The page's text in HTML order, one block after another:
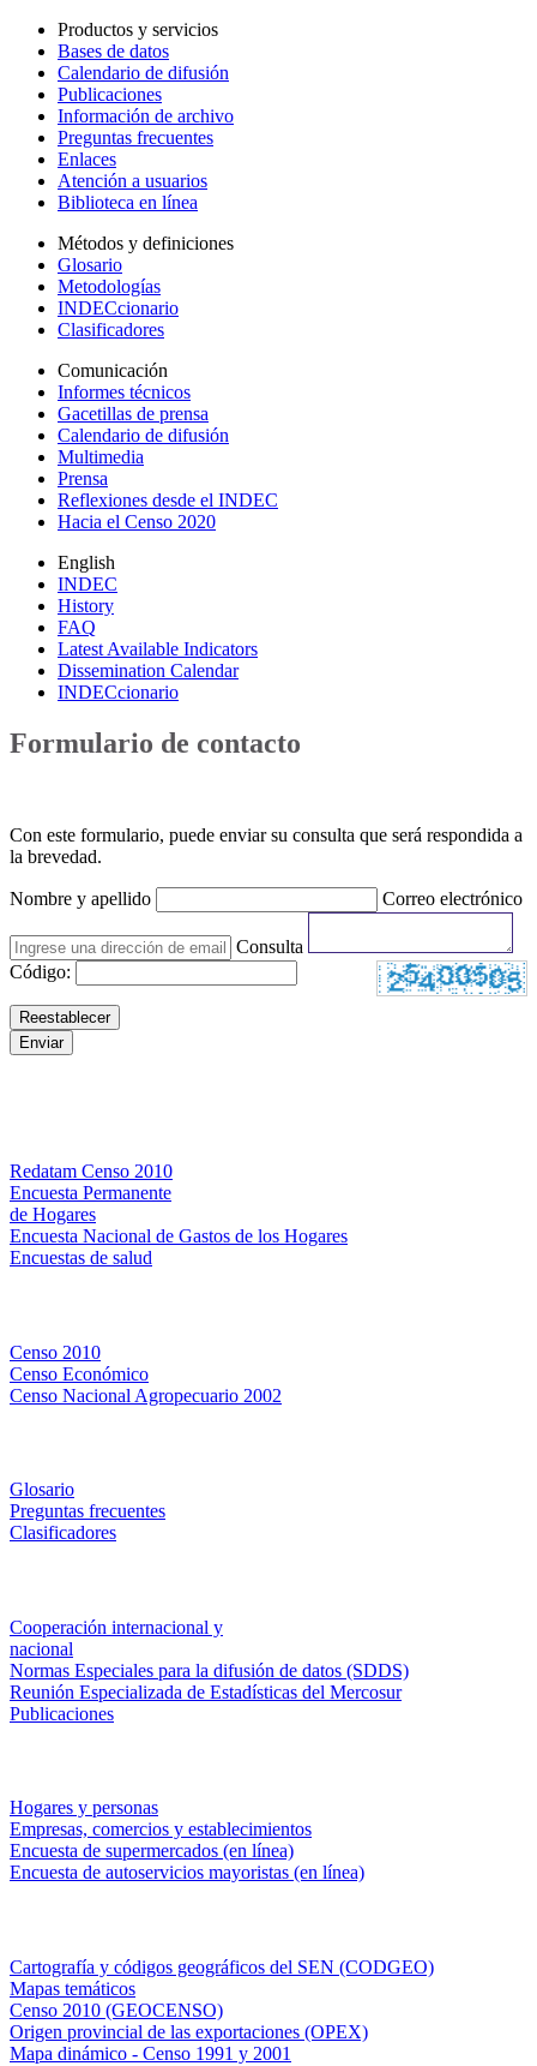
Productos y servicios
Bases de datos
Calendario de difusión
Publicaciones
Información de archivo
Preguntas frecuentes
Enlaces
Atención a usuarios
Biblioteca en línea
Métodos y definiciones
Glosario
Metodologías
INDECcionario
Clasificadores
Comunicación
Informes técnicos
Gacetillas de prensa
Calendario de difusión
Multimedia
Prensa
Reflexiones desde el INDEC
Hacia el Censo 2020
English
INDEC
History
FAQ
Latest Available Indicators
Dissemination Calendar
INDECcionario
Formulario de contacto
Con este formulario, puede enviar su consulta que será respondida a
la brevedad.
Nombre y apellido Correo electrónico
Consulta
Código:
Redatam Censo 2010
Encuesta Permanente
de Hogares
Encuesta Nacional de Gastos de los Hogares
Encuestas de salud
Censo 2010
Censo Económico
Censo Nacional Agropecuario 2002
Glosario
Preguntas frecuentes
Clasificadores
Cooperación internacional y
nacional
Normas Especiales para la difusión de datos (SDDS)
Reunión Especializada de Estadísticas del Mercosur
Publicaciones
Hogares y personas
Empresas, comercios y establecimientos
Encuesta de supermercados (en línea)
Encuesta de autoservicios mayoristas (en línea)
Cartografía y códigos geográficos del SEN (CODGEO)
Mapas temáticos
Censo 2010 (GEOCENSO)
Origen provincial de las exportaciones (OPEX)
Mapa dinámico - Censo 1991 y 2001